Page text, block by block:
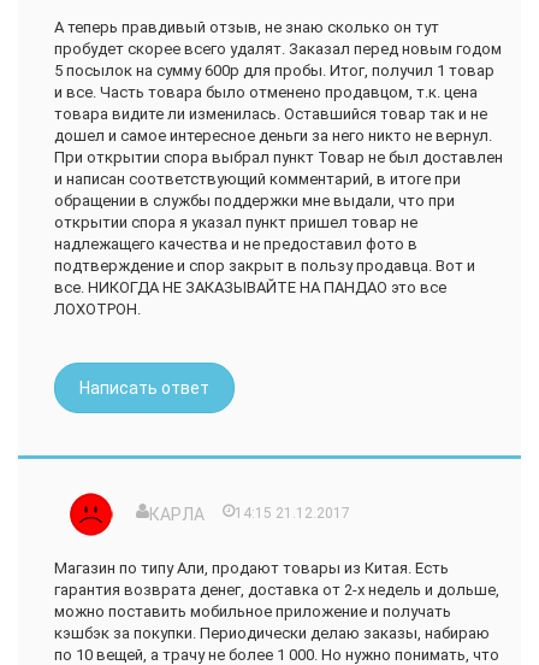
А теперь правдивый отзыв, не знаю сколько он тут
пробудет скорее всего удалят. Заказал перед новым годом
5 посылок на сумму 600р для пробы. Итог, получил 1 товар
и все. Часть товара было отменено продавцом, т.к. цена
товара видите ли изменилась. Оставшийся товар так и не
дошел и самое интересное деньги за него никто не вернул.
При открытии спора выбрал пункт Товар не был доставлен
и написан соответствующий комментарий, в итоге при
обращении в службы поддержки мне выдали, что при
открытии спора я указал пункт пришел товар не
надлежащего качества и не предоставил фото в
подтверждение и спор закрыт в пользу продавца. Вот и
все. НИКОГДА НЕ ЗАКАЗЫВАЙТЕ НА ПАНДАО это все
ЛОХОТРОН.
Написать ответ
КАРЛА 14:15 21.12.2017
Магазин по типу Али, продают товары из Китая. Есть
гарантия возврата денег, доставка от 2-х недель и дольше,
можно поставить мобильное приложение и получать
кэшбэк за покупки. Периодически делаю заказы, набираю
по 10 вещей, а трачу не более 1 000. Но нужно понимать, что